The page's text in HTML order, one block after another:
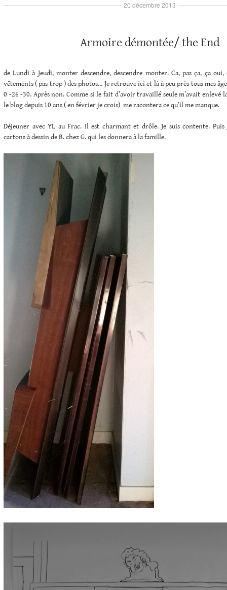
Armoire démontée/ the End
de Lundi à Jeudi, monter descendre, descendre monter. Ca, pas ça, ça
vêtements ( pas trop ) des photos… Je retrouve ici et là à peu près tous mes
0 -26 -30. Après non. Comme si le fait d’avoir travaillé seule m’avait enlevé
le blog depuis 10 ans ( en février je crois) me racontera ce qu’il me manque.
Déjeuner avec YL au Frac. Il est charmant et drôle. Je suis contente. Puis
cartons à dessin de B. chez G. qui les donnera à la famille.
20 décembre 2013